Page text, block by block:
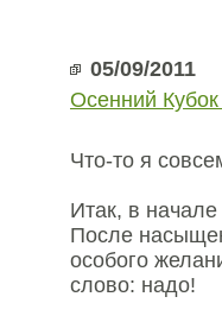
05/09/2011
Осенний
Что-то я
Итак, в
После
особого
слово: надо!